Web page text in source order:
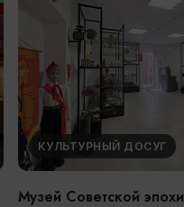
КУЛЬТУРНЫЙ ДОСУГ
Музей Советской эпохи